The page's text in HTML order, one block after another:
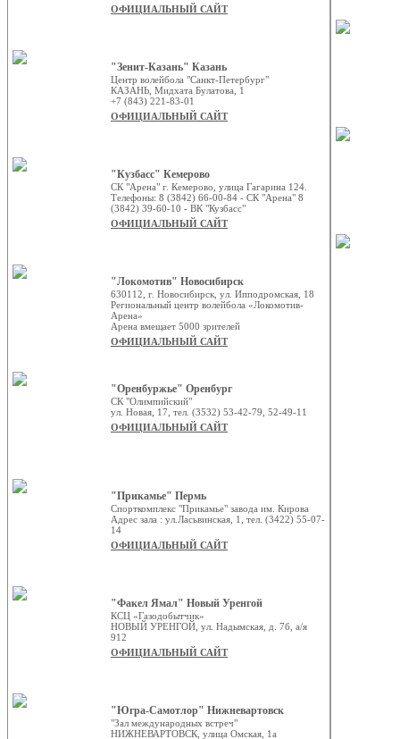
ОФИЦИАЛЬНЫЙ САЙТ
"Зенит-Казань" Казань
Центр волейбола "Санкт-Петербург"
КАЗАНЬ, Мидхата Булатова, 1
+7 (843) 221-83-01
ОФИЦИАЛЬНЫЙ САЙТ
"Кузбасс" Кемерово
СК "Арена" г. Кемерово, улица Гагарина 124.
Телефоны: 8 (3842) 66-00-84 - СК "Арена" 8
(3842) 39-60-10 - ВК "Кузбасс"
ОФИЦИАЛЬНЫЙ САЙТ
"Локомотив" Новосибирск
630112, г. Новосибирск, ул. Ипподромская, 18
Региональный центр волейбола «Локомотив-
Арена»
Арена вмещает 5000 зрителей
ОФИЦИАЛЬНЫЙ САЙТ
"Оренбуржье" Оренбург
СК "Олимпийский"
ул. Новая, 17, тел. (3532) 53-42-79, 52-49-11
ОФИЦИАЛЬНЫЙ САЙТ
"Прикамье" Пермь
Спорткомплекс "Прикамье" завода им. Кирова
Адрес зала : ул.Ласьвинская, 1, тел. (3422) 55-07-
14
ОФИЦИАЛЬНЫЙ САЙТ
"Факел Ямал" Новый Уренгой
КСЦ «Газодобытчик»
НОВЫЙ УРЕНГОЙ, ул. Надымская, д. 7б, а/я
912
ОФИЦИАЛЬНЫЙ САЙТ
"Югра-Самотлор" Нижневартовск
"Зал международных встреч"
НИЖНЕВАРТОВСК, улица Омская, 1а